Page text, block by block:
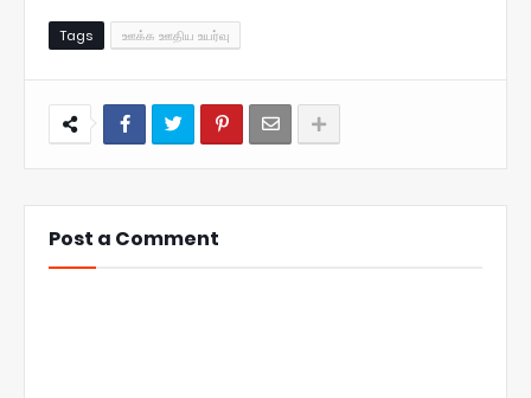
Tags ஊக்க ஊதிய உயர்வு
Post a Comment